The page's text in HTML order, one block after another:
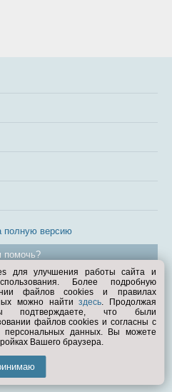
полную версию
помочь?
1998—2026
для улучшения работы сайта и
Более подробную
файлов cookies и правилах
можно найтиздесь. Продолжая
подтверждаете, что были
файлов cookies и согласны с
персональных данных. Вы можете
Вашего браузера.